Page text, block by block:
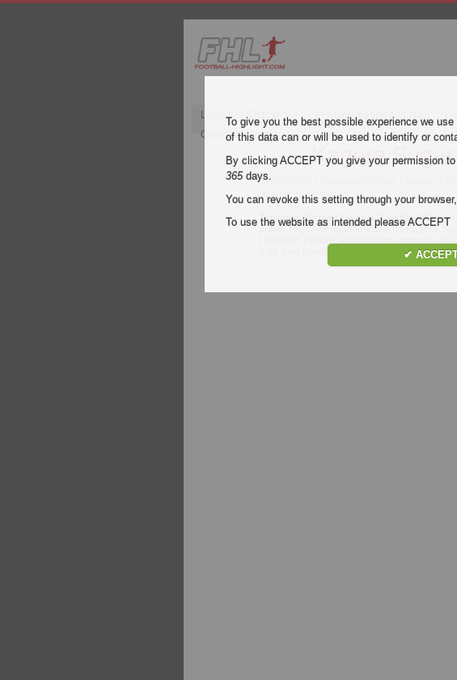
Ligue des Champions Premier League anglaise
Qatar 2022
Kagera
5 juin 2024
Meilleurs moments
Tanzania Premier League (Ligi Kuu Bara)
union. Regarde résumé vidéo de Kagera
Highlight. Profitez les meilleurs moments de
To give you the best possible experience we
of this data can or will be used to identify or
By clicking ACCEPT you give your permission
365days.
You can revoke this setting through your
To use the website as intended please ACCEPT
✔